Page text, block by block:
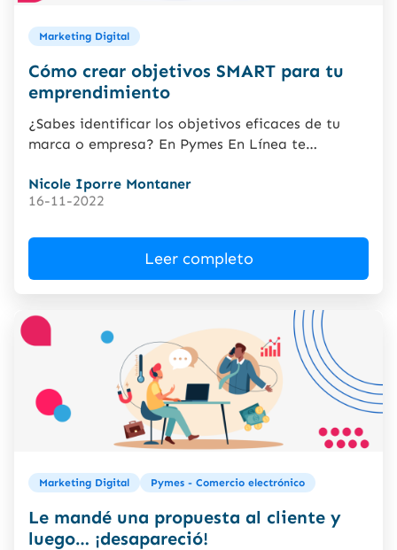
Marketing Digital
Cómo crear objetivos SMART para tu
emprendimiento
¿Sabes identificar los objetivos eficaces de tu
marca o empresa? En Pymes En Línea te
Nicole Iporre Montaner
16-11-2022
Leer completo
Marketing Digital Pymes - Comercio electrónico
Le mandé una propuesta al cliente y
luego… ¡desapareció!